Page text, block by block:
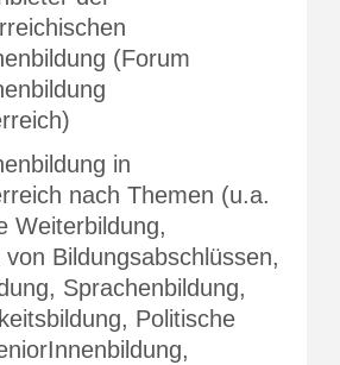
(Forum
in
nach Themen (u.a.
Weiterbildung,
von Bildungsabschlüssen,
Sprachenbildung,
Politische